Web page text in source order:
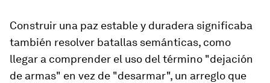
Construir una paz estable y duradera significaba
también resolver batallas semánticas, como
llegar a comprender el uso del término "dejación
de armas" en vez de "desarmar", un arreglo que